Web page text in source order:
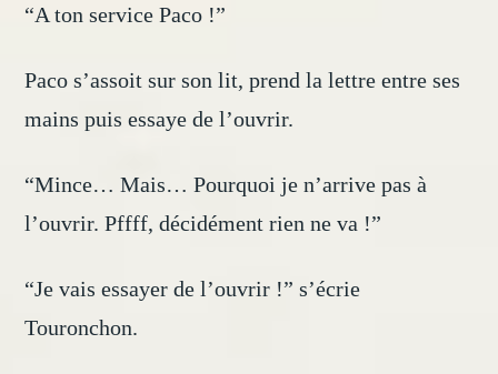
“A ton service Paco !”
Paco s’assoit sur son lit, prend la lettre entre ses
mains puis essaye de l’ouvrir.
“Mince… Mais… Pourquoi je n’arrive pas à
l’ouvrir. Pffff, décidément rien ne va !”
“Je vais essayer de l’ouvrir !” s’écrie
Touronchon.